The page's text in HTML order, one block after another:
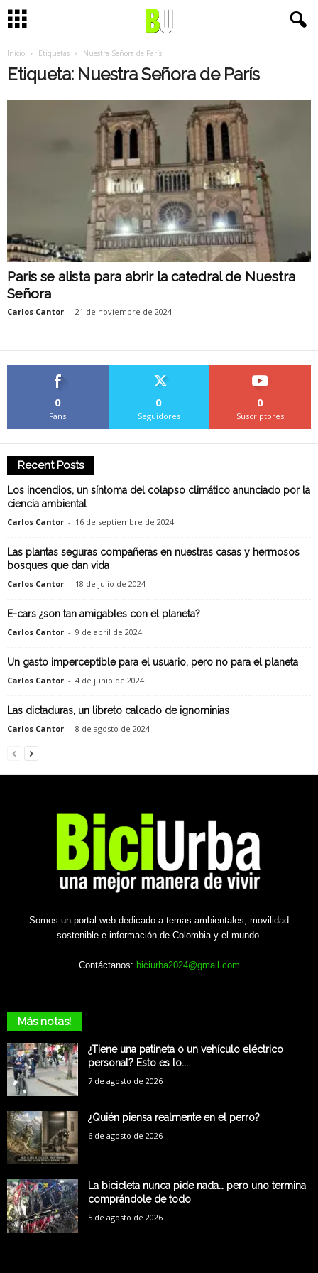
Inicio Etiquetas Nuestra Señora de París
Etiqueta: Nuestra Señora de París
Paris se alista para abrir la catedral de Nuestra
Señora
Carlos Cantor - 21 de noviembre de 2024
0
Fans
0
Seguidores
0
Suscriptores
Recent Posts
Los incendios, un síntoma del colapso climático anunciado por la
ciencia ambiental
Carlos Cantor - 16 de septiembre de 2024
Las plantas seguras compañeras en nuestras casas y hermosos
bosques que dan vida
Carlos Cantor - 18 de julio de 2024
E-cars ¿son tan amigables con el planeta?
Carlos Cantor - 9 de abril de 2024
Un gasto imperceptible para el usuario, pero no para el planeta
Carlos Cantor - 4 de junio de 2024
Las dictaduras, un libreto calcado de ignominias
Carlos Cantor - 8 de agosto de 2024
Somos un portal web dedicado a temas ambientales, movilidad
sostenible e información de Colombia y el mundo.
Contáctanos: biciurba2024@gmail.com
Más notas!
¿Tiene una patineta o un vehículo eléctrico
personal? Esto es lo...
7 de agosto de 2026
¿Quién piensa realmente en el perro?
6 de agosto de 2026
La bicicleta nunca pide nada… pero uno termina
comprándole de todo
5 de agosto de 2026